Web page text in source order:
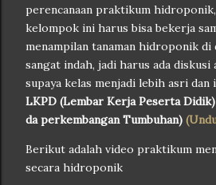
perencanaan praktikum
kelompok ini harus bisa bekerja
menampilan tanaman hidroponik di
sangat indah, jadi harus ada
supaya kelas menjadi lebih asri dan
LKPD (Lembar Kerja Peserta
da perkembangan Tumbuhan)
Berikut adalah video praktikum
secara hidroponik